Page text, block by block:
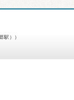
駅））